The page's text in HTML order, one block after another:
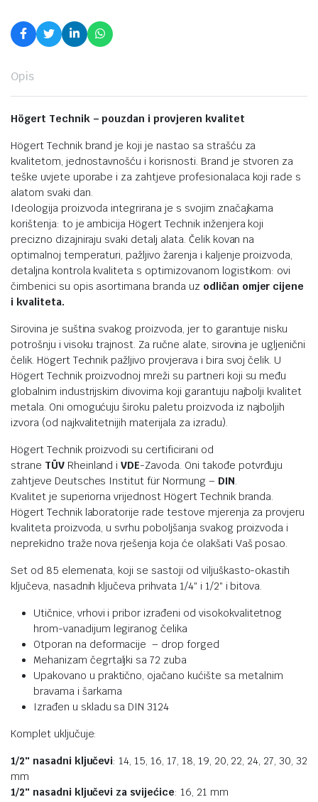
Opis
Högert Technik – pouzdan i provjeren kvalitet
Högert Technik brand je koji je nastao sa strašću za
kvalitetom, jednostavnošću i korisnosti. Brand je stvoren za
teške uvjete uporabe i za zahtjeve profesionalaca koji rade s
alatom svaki dan.
Ideologija proizvoda integrirana je s svojim značajkama
korištenja: to je ambicija Högert Technik inženjera koji
precizno dizajniraju svaki detalj alata. Čelik kovan na
optimalnoj temperaturi, pažljivo žarenja i kaljenje proizvoda,
detaljna kontrola kvaliteta s optimizovanom logistikom: ovi
čimbenici su opis asortimana branda uz odličan omjer cijene
i kvaliteta.
Sirovina je suština svakog proizvoda, jer to garantuje nisku
potrošnju i visoku trajnost. Za ručne alate, sirovina je ugljenični
čelik. Högert Technik pažljivo provjerava i bira svoj čelik. U
Högert Technik proizvodnoj mreži su partneri koji su među
globalnim industrijskim divovima koji garantuju najbolji kvalitet
metala. Oni omogućuju široku paletu proizvoda iz najboljih
izvora (od najkvalitetnijih materijala za izradu).
Högert Technik proizvodi su certificirani od
strane TÜVRheinland iVDE-Zavoda. Oni takođe potvrđuju
zahtjeve Deutsches Institut für Normung – DIN
Kvalitet je superiorna vrijednost Högert Technik branda.
Högert Technik laboratorije rade testove mjerenja za provjeru
kvaliteta proizvoda, u svrhu poboljšanja svakog proizvoda i
neprekidno traže nova rješenja koja će olakšati Vaš posao.
Set od 85 elemenata, koji se sastoji od viljuškasto-okastih
ključeva, nasadnih ključeva prihvata 1/4″ i 1/2″ i bitova.
Utičnice, vrhovi i pribor izrađeni od visokokvalitetnog
hrom-vanadijum legiranog čelika
Otporan na deformacije – drop forged
Mehanizam čegrtaljki sa 72 zuba
Upakovano u praktično, ojačano kućište sa metalnim
bravama i šarkama
Izrađen u skladu sa DIN 3124
Komplet uključuje:
1/2″ nasadni ključevi: 14, 15, 16, 17, 18, 19, 20, 22, 24, 27, 30, 32
mm
1/2″ nasadni ključevi za svijećice: 16, 21 mm